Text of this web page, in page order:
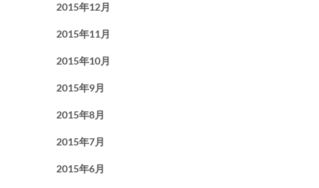
2015年12月
2015年11月
2015年10月
2015年9月
2015年8月
2015年7月
2015年6月